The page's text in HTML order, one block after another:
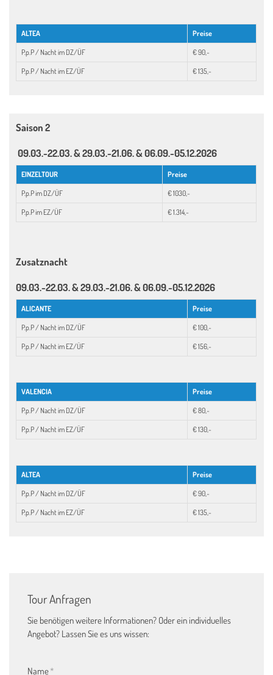
ALTEA Preise
P.p.P / Nacht im DZ/ÜF € 90,-
P.p.P / Nacht im EZ/ÜF € 135,-
Saison 2
09.03.-22.03. & 29.03.-21.06. & 06.09.-05.12.2026
EINZELTOUR Preise
P.p.P im DZ/ÜF € 1030,-
P.p.P im EZ/ÜF € 1.314,-
Zusatznacht
09.03.-22.03. & 29.03.-21.06. & 06.09.-05.12.2026
ALICANTE Preise
P.p.P / Nacht im DZ/ÜF € 100,-
P.p.P / Nacht im EZ/ÜF € 156,-
VALENCIA Preise
P.p.P / Nacht im DZ/ÜF € 80,-
P.p.P / Nacht im EZ/ÜF € 130,-
ALTEA Preise
P.p.P / Nacht im DZ/ÜF € 90,-
P.p.P / Nacht im EZ/ÜF € 135,-
Tour Anfragen
Sie benötigen weitere Informationen? Oder ein individuelles
Angebot? Lassen Sie es uns wissen:
Name*